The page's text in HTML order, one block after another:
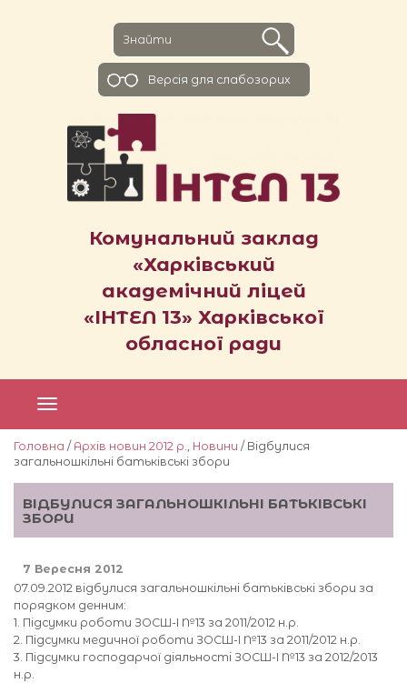
Комунальний заклад
«Харківський
академічний ліцей
«ІНТЕЛ 13» Харківської
обласної ради
Версiя для слабозорих
Головна / Архів новин 2012 р. Новини / Відбулися
загальношкільні батьківські збори
ВІДБУЛИСЯ ЗАГАЛЬНОШКІЛЬНІ БАТЬКІВСЬКІ
ЗБОРИ
7 Вересня 2012
07.09.2012 відбулися загальношкільні батьківські збори за
порядком денним:
1. Підсумки роботи ЗОСШ-І №13 за 2011/2012 н.р.
2. Підсумки медичної роботи ЗОСШ-І №13 за 2011/2012 н.р.
3. Підсумки господарчої діяльності ЗОСШ-І №13 за 2012/2013
н.р.